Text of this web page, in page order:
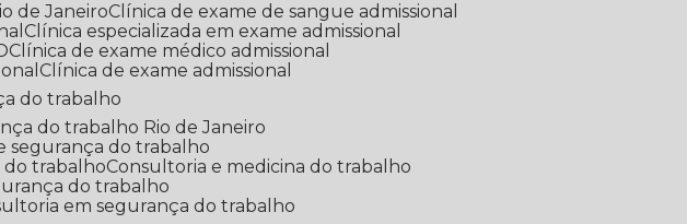
de Janeiro
Clínica de exame de sangue admissional
Clínica especializada em exame admissional
Clínica de exame médico admissional
Clínica de exame admissional
do trabalho
do trabalho Rio de Janeiro
segurança do trabalho
do trabalho
Consultoria e medicina do trabalho
do trabalho
em segurança do trabalho